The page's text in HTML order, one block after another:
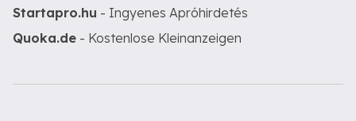
Startapro.hu - Ingyenes Apróhirdetés
Quoka.de - Kostenlose Kleinanzeigen